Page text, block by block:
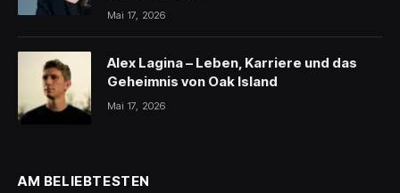
Mai 17, 2026
Alex Lagina – Leben, Karriere und das
Geheimnis von Oak Island
Mai 17, 2026
AM BELIEBTESTEN